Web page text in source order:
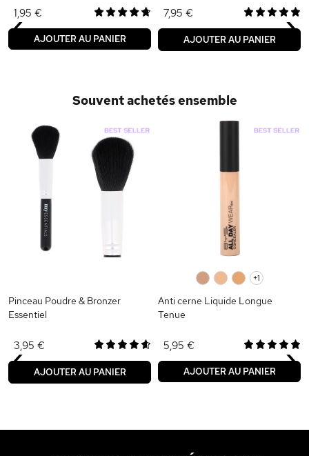
1,95 €
AJOUTER AU PANIER
7,95 €
AJOUTER AU PANIER
‹ ›
Souvent achetés ensemble
Pinceau Poudre & Bronzer
Essentiel
3,95 €
AJOUTER AU PANIER
+1
Anti cerne Liquide Longue
Tenue
5,95 €
AJOUTER AU PANIER
‹ ›